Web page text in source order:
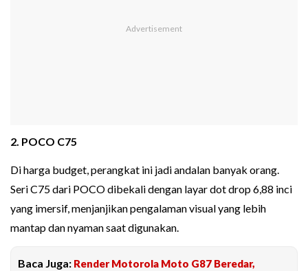
2. POCO C75
Di harga budget, perangkat ini jadi andalan banyak orang.
Seri C75 dari POCO dibekali dengan layar dot drop 6,88 inci
yang imersif, menjanjikan pengalaman visual yang lebih
mantap dan nyaman saat digunakan.
Baca Juga: Render Motorola Moto G87 Beredar,